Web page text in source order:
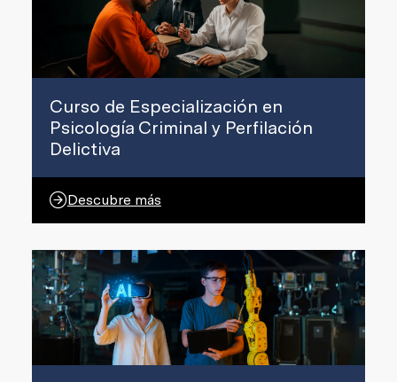
Curso de Especialización en
Psicología Criminal y Perfilación
Delictiva
Descubre más